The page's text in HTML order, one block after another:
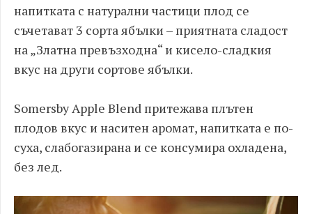
напитката с натурални частици плод се
съчетават 3 сорта ябълки – приятната сладост
на „Златна превъзходна“ и кисело-сладкия
вкус на други сортове ябълки.
Somersby Apple Blend притежава плътен
плодов вкус и наситен аромат, напитката е по-
суха, слабогазирана и се консумира охладена,
без лед.